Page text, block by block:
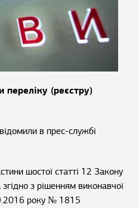
переліку (реєстру)
в прес-службі
шостої статті 12 Закону
з рішенням виконавчої
року № 1815